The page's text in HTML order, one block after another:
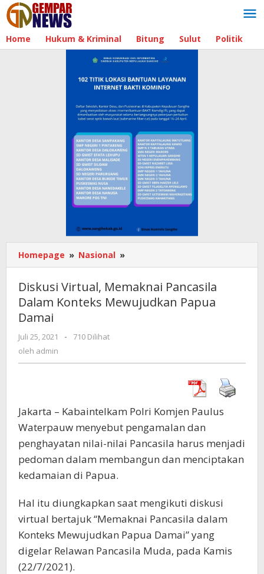
Lewati
ke
konten
Home Hukum & Kriminal Bitung Sulut Politik
Homepage » Nasional »
Virtual,
Pancasila
Dalam
Diskusi Virtual, Memaknai Pancasila
Dalam Konteks Mewujudkan Papua
Damai
Juli 25, 2021
oleh
-
710 Dilihat
oleh admin
Jakarta – Kabaintelkam Polri Komjen Paulus
Waterpauw menyebut pengamalan dan
penghayatan nilai-nilai Pancasila harus menjadi
pedoman dalam membangun dan menciptakan
kedamaian di Papua.
Hal itu diungkapkan saat mengikuti diskusi
virtual bertajuk “Memaknai Pancasila dalam
Konteks Mewujudkan Papua Damai” yang
digelar Relawan Pancasila Muda, pada Kamis
(22/7/2021).